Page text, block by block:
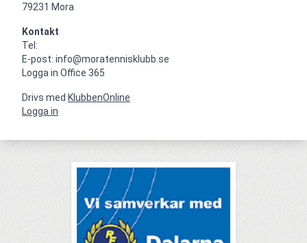
79231 Mora
Kontakt
Tel:
Logga in Office 365
Drivs med KlubbenOnline
Logga in